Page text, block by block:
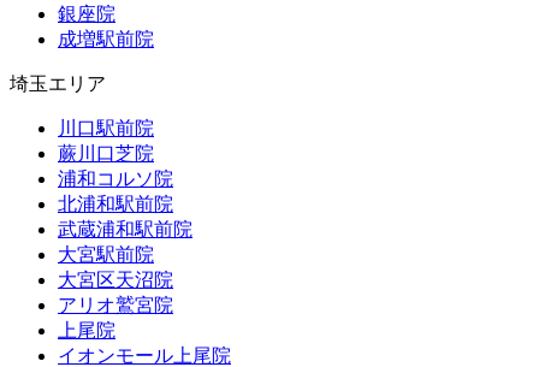
銀座院
成増駅前院
埼玉エリア
川口駅前院
蕨川口芝院
浦和コルソ院
北浦和駅前院
武蔵浦和駅前院
大宮駅前院
大宮区天沼院
アリオ鷲宮院
上尾院
イオンモール上尾院